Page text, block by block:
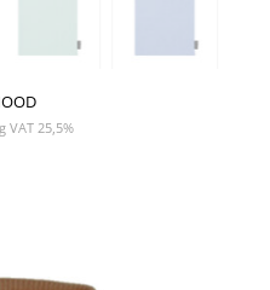
VAT 25,5%